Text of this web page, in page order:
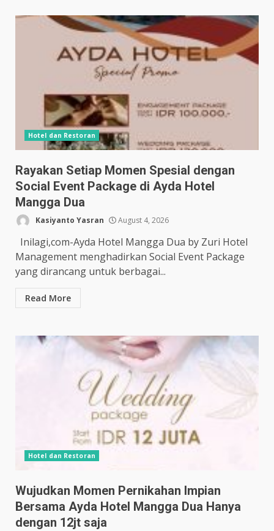
Hotel dan Restoran
Rayakan Setiap Momen Spesial dengan
Social Event Package di Ayda Hotel
Mangga Dua
Kasiyanto Yasran August 4, 2026
Inilagi,com-Ayda Hotel Mangga Dua by Zuri Hotel
Management menghadirkan Social Event Package
yang dirancang untuk berbagai...
Read More
Hotel dan Restoran
Wujudkan Momen Pernikahan Impian
Bersama Ayda Hotel Mangga Dua Hanya
dengan 12jt saja